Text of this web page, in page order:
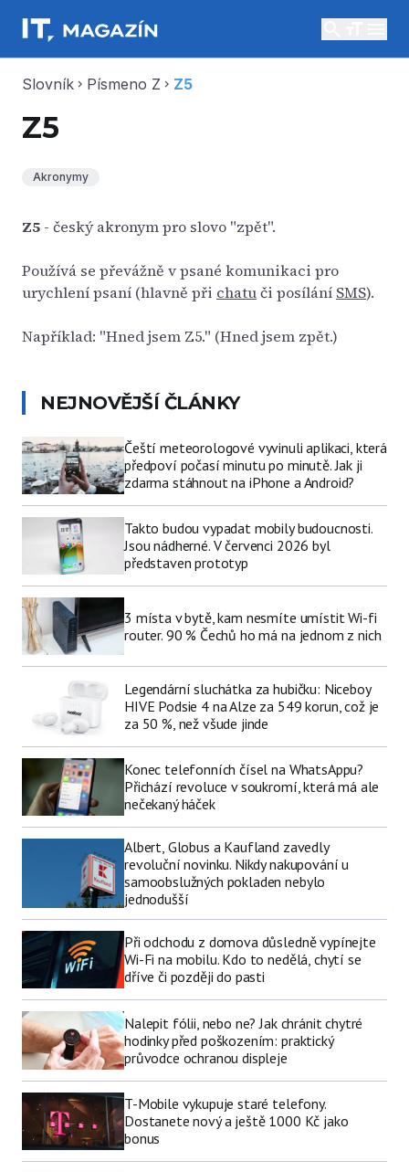
Slovník chevron_right Písmeno Z chevron_right Z5
Z5
Akronymy
Z5 - český akronym pro slovo "zpět".
Používá se převážně v psané komunikaci pro
urychlení psaní (hlavně při chatuči posílání SMS).
Například: "Hned jsem Z5." (Hned jsem zpět.)
NEJNOVĚJŠÍ ČLÁNKY
Čeští meteorologové vyvinuli aplikaci, která
předpoví počasí minutu po minutě. Jak ji
zdarma stáhnout na iPhone a Android?
Takto budou vypadat mobily budoucnosti.
Jsou nádherné. V červenci 2026 byl
představen prototyp
3 místa v bytě, kam nesmíte umístit Wi-fi
router. 90 % Čechů ho má na jednom z nich
Legendární sluchátka za hubičku: Niceboy
HIVE Podsie 4 na Alze za 549 korun, což je
za 50 %, než všude jinde
Konec telefonních čísel na WhatsAppu?
Přichází revoluce v soukromí, která má ale
nečekaný háček
Albert, Globus a Kaufland zavedly
revoluční novinku. Nikdy nakupování u
samoobslužných pokladen nebylo
jednodušší
Při odchodu z domova důsledně vypínejte
Wi-Fi na mobilu. Kdo to nedělá, chytí se
dříve či později do pasti
Nalepit fólii, nebo ne? Jak chránit chytré
hodinky před poškozením: praktický
průvodce ochranou displeje
T-Mobile vykupuje staré telefony.
Dostanete nový a ještě 1000 Kč jako
bonus